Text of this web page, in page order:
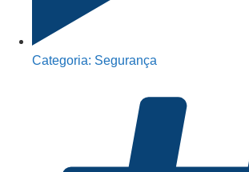
Categoria: Segurança